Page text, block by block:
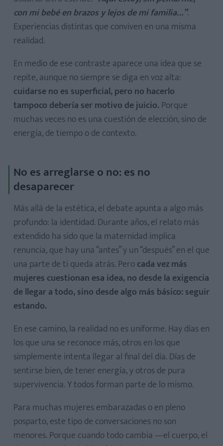
con mi bebé en brazos y lejos de mi familia…”.
Experiencias distintas que conviven en una misma
realidad.
En medio de ese contraste aparece una idea que se
repite, aunque no siempre se diga en voz alta:
cuidarse no es superficial, pero no hacerlo
tampoco debería ser motivo de juicio. Porque
muchas veces no es una cuestión de elección, sino de
energía, de tiempo o de contexto.
No es arreglarse o no: es no
desaparecer
Más allá de la estética, el debate apunta a algo más
profundo: la identidad. Durante años, el relato más
extendido ha sido que la maternidad implica
renuncia, que hay una “antes” y un “después” en el que
una parte de ti queda atrás. Perocada vez más
mujeres cuestionan esa idea, no desde la exigencia
de llegar a todo, sino desde algo más básico: seguir
estando.
En ese camino, la realidad no es uniforme. Hay días en
los que una se reconoce más, otros en los que
simplemente intenta llegar al final del día. Días de
sentirse bien, de tener energía, y otros de pura
supervivencia. Y todos forman parte de lo mismo.
Para muchas mujeres embarazadas o en pleno
posparto, este tipo de conversaciones no son
menores. Porque cuando todo cambia —el cuerpo, el